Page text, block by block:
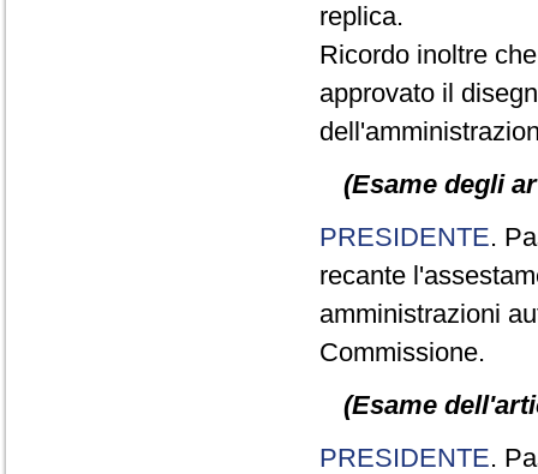
replica.
Ricordo inoltre
approvato il
(Esame degli
PRESIDENTE.
recante
amministrazioni
Commissione.
(Esame
PRESIDENTE.